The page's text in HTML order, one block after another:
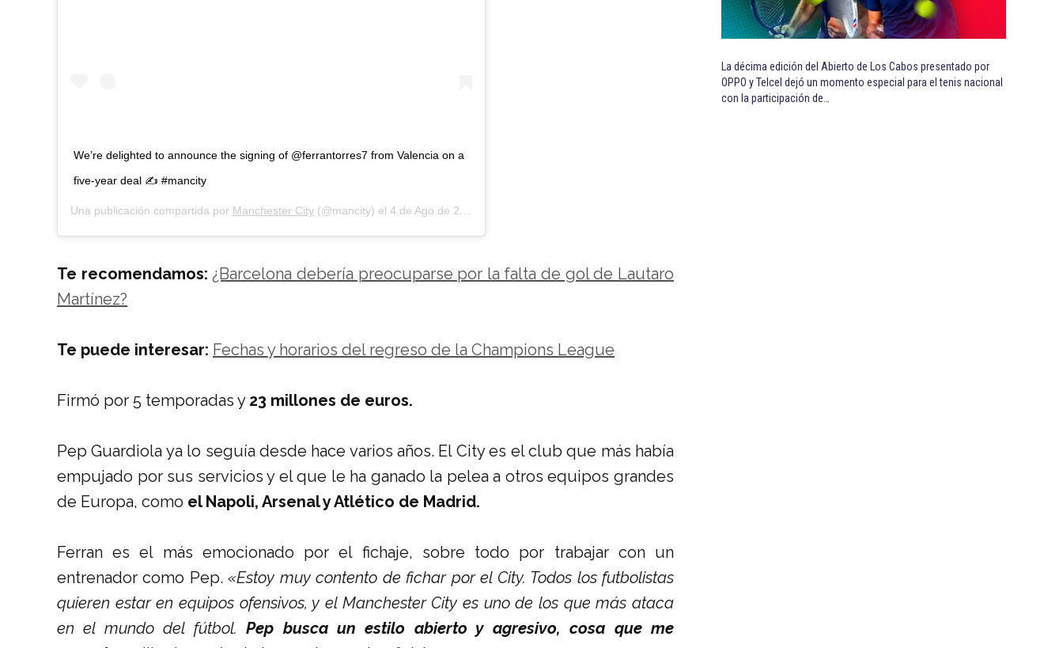
We’re delighted to announce the signing of @ferrantorres7 from Valencia on a
five-year deal ✍️ #mancity
Una publicación compartida por Manchester City (@mancity) el 4 de Ago de 2020 a las 12:00 PDT
Te recomendamos: ¿Barcelona debería preocuparse por la falta de gol de Lautaro
Martínez?
Te puede interesar: Fechas y horarios del regreso de la Champions League
Firmó por 5 temporadas y 23 millones de euros.
Pep Guardiola ya lo seguía desde hace varios años. El City es el club que más había
empujado por sus servicios y el que le ha ganado la pelea a otros equipos grandes
de Europa, como el Napoli, Arsenal y Atlético de Madrid.
Ferran es el más emocionado por el fichaje, sobre todo por trabajar con un
entrenador como Pep.«Estoy muy contento de fichar por el City. Todos los futbolistas
quieren estar en equipos ofensivos, y el Manchester City es uno de los que más ataca
en el mundo del fútbol. Pep busca un estilo abierto y agresivo, cosa que me
La décima edición del Abierto de Los Cabos presentado por
OPPO y Telcel dejó un momento especial para el tenis nacional
con la participación de…